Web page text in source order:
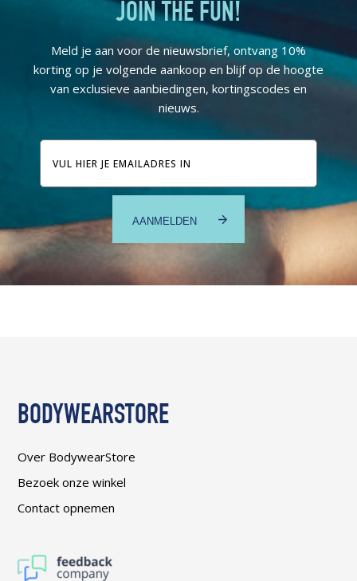
JOIN THE FUN!
Meld je aan voor de nieuwsbrief, ontvang 10%
korting op je volgende aankoop en blijf op de hoogte
van exclusieve aanbiedingen, kortingscodes en
nieuws.
E-
mailadres
BODYWEARSTORE
Over BodywearStore
Bezoek onze winkel
Contact opnemen